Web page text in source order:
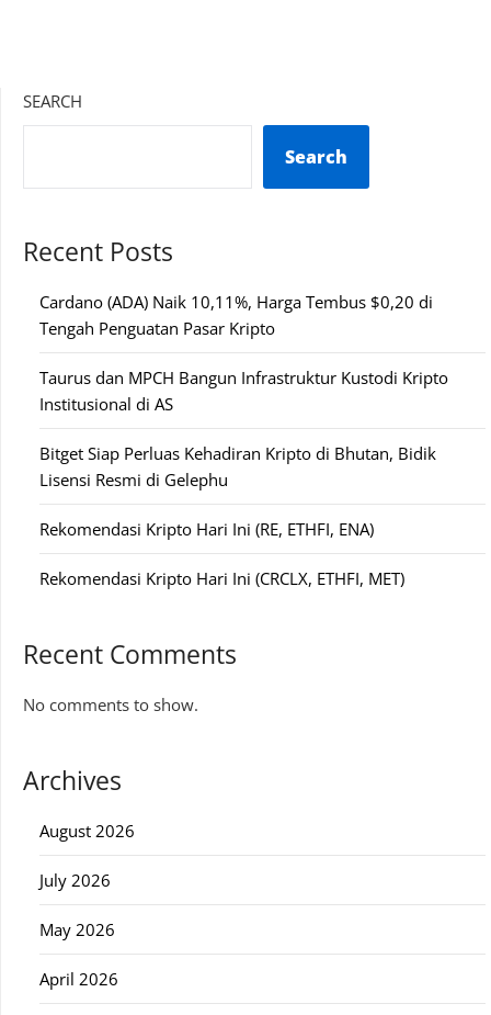
SEARCH
Search
Recent Posts
Cardano (ADA) Naik 10,11%, Harga Tembus $0,20 di
Tengah Penguatan Pasar Kripto
Taurus dan MPCH Bangun Infrastruktur Kustodi Kripto
Institusional di AS
Bitget Siap Perluas Kehadiran Kripto di Bhutan, Bidik
Lisensi Resmi di Gelephu
Rekomendasi Kripto Hari Ini (RE, ETHFI, ENA)
Rekomendasi Kripto Hari Ini (CRCLX, ETHFI, MET)
Recent Comments
No comments to show.
Archives
August 2026
July 2026
May 2026
April 2026